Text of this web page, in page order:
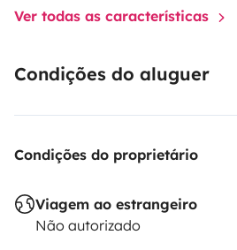
Ver todas as características
Condições do aluguer
Condições do proprietário
Viagem ao estrangeiro
Não autorizado